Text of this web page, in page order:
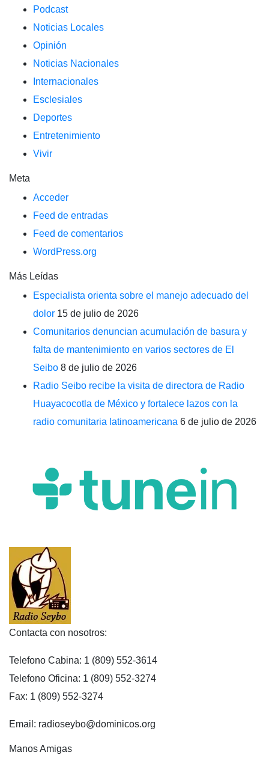
Podcast
Noticias Locales
Opinión
Noticias Nacionales
Internacionales
Esclesiales
Deportes
Entretenimiento
Vivir
Meta
Acceder
Feed de entradas
Feed de comentarios
WordPress.org
Más Leídas
Especialista orienta sobre el manejo adecuado del
dolor 15 de julio de 2026
Comunitarios denuncian acumulación de basura y
falta de mantenimiento en varios sectores de El
Seibo 8 de julio de 2026
Radio Seibo recibe la visita de directora de Radio
Huayacocotla de México y fortalece lazos con la
radio comunitaria latinoamericana 6 de julio de 2026
Contacta con nosotros:
Telefono Cabina: 1 (809) 552-3614
Telefono Oficina: 1 (809) 552-3274
Fax: 1 (809) 552-3274
Email: radioseybo@dominicos.org
Manos Amigas